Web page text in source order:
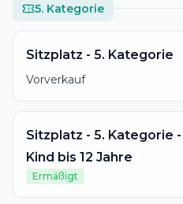
5. Kategorie
Sitzplatz - 5. Kategorie
Vorverkauf
Sitzplatz - 5. Kategorie -
Kind bis 12 Jahre
Ermäßigt